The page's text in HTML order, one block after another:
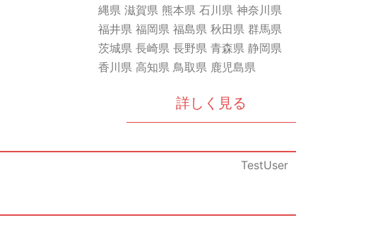
縄県 滋賀県 熊本県 石川県 神奈川県
福井県 福岡県 福島県 秋田県 群馬県
茨城県 長崎県 長野県 青森県 静岡県
香川県 高知県 鳥取県 鹿児島県
詳しく見る
TestUser